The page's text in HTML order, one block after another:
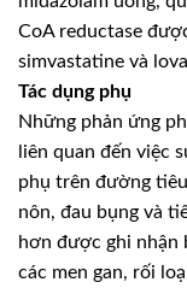
CoA reductase
simvastatine và
Tác dụng phụ
Những phản ứng
liên quan đến việc
phụ trên đường
nôn, đau bụng và
hơn được ghi nhận
các men gan, rối